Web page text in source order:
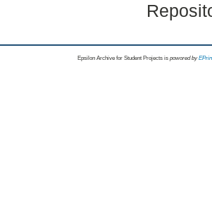
Epsilon Archive for Student Projects is powored by